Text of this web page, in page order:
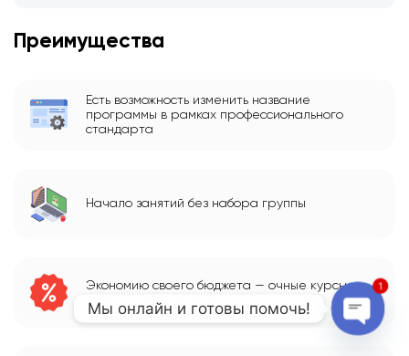
Преимущества
Есть возможность изменить название
программы в рамках профессионального
стандарта
Начало занятий без набора группы
Экономию своего бюджета — очные курсы
стоят гораздо дороже
Мы онлайн и готовы помочь!
1